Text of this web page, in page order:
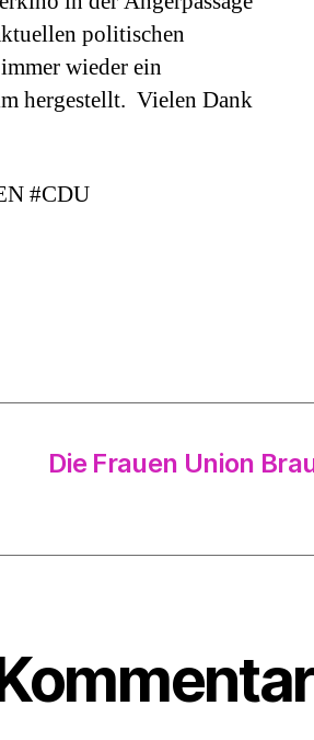
politischen
wieder ein
hergestellt. Vielen Dank
#CDU
Die Frauen Union